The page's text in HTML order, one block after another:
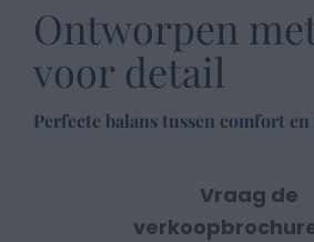
Ontworpen
voor detail
Perfecte balans tussen comfort
Vraag de